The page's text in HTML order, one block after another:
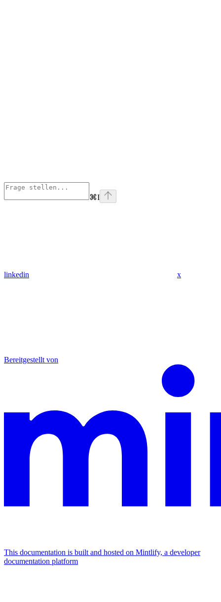
⌘I
linkedin x
Bereitgestellt von
This documentation is built and hosted on Mintlify, a developer
documentation platform